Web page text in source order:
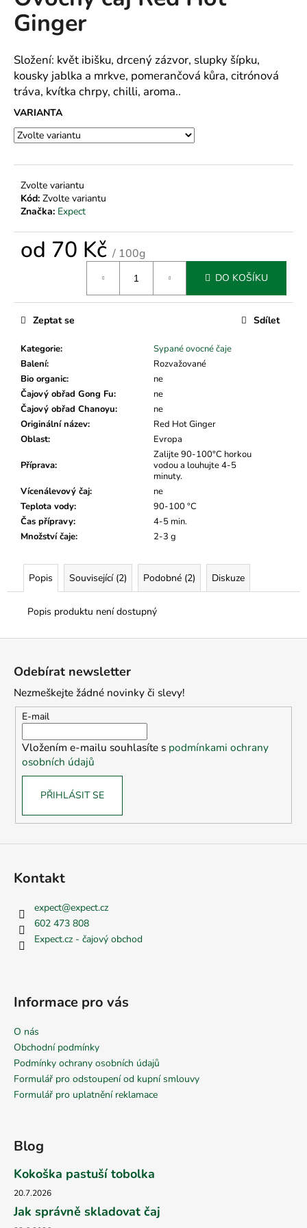
0,0
z
hvězdiček.
Ginger
Složení: květ ibišku, drcený zázvor, slupky šípku,
kousky jablka a mrkve, pomerančová kůra, citrónová
tráva, kvítka chrpy, chilli, aroma..
VARIANTA
Zvolte variantu
Kód: Zvolte variantu
Značka: Expect
od 70 Kč / 100g
DO KOŠÍKU
Kategorie:
Sypané ovocné čaje
Balení:
Rozvažované
Bio organic:
ne
Čajový obřad Gong Fu:
ne
Čajový obřad Chanoyu:
ne
Originální název:
Red Hot Ginger
Oblast: Evropa
Příprava:
Zalijte 90-100°C horkou
vodou a louhujte 4-5
minuty.
Vícenálevový čaj:
ne
Teplota vody:
90-100 °C
Čas přípravy:
4-5 min.
Množství čaje: 2-3 g
Zeptat se Sdílet
Popis Související (2) Podobné (2) Diskuze
Popis produktu není dostupný
a
j
í
t
?
D
o
p
č
u
m
Odebírat newsletter
Nezmeškejte žádné novinky či slevy!
E-mail
Vložením e-mailu souhlasíte s podmínkami ochrany
osobních údajů
PŘIHLÁSIT SE
Kontakt
expect@expect.cz
602 473 808
Expect.cz - čajový obchod
Informace pro vás
O nás
Obchodní podmínky
Podmínky ochrany osobních údajů
Formulář pro odstoupení od kupní smlouvy
Formulář pro uplatnění reklamace
Blog
Kokoška pastuší tobolka
20.7.2026
Jak správně skladovat čaj